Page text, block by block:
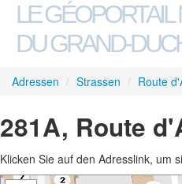
LE GÉOPORTAIL
DU GRAND-
Adressen / Strassen / Route
281A, Route
Klicken Sie auf den Adresslink, um